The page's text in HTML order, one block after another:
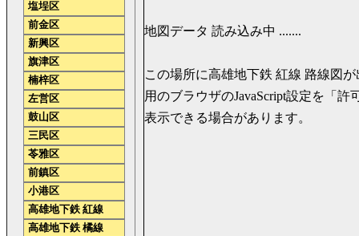
地図データ 読み込み中 .......
この場所に高雄地下鉄 紅線 路線図
用のブラウザのJavaScript設定を「許
表示できる場合があります。
塩埕区
前金区
新興区
旗津区
楠梓区
左営区
鼓山区
三民区
苓雅区
前鎮区
小港区
高雄地下鉄 紅線
高雄地下鉄 橘線